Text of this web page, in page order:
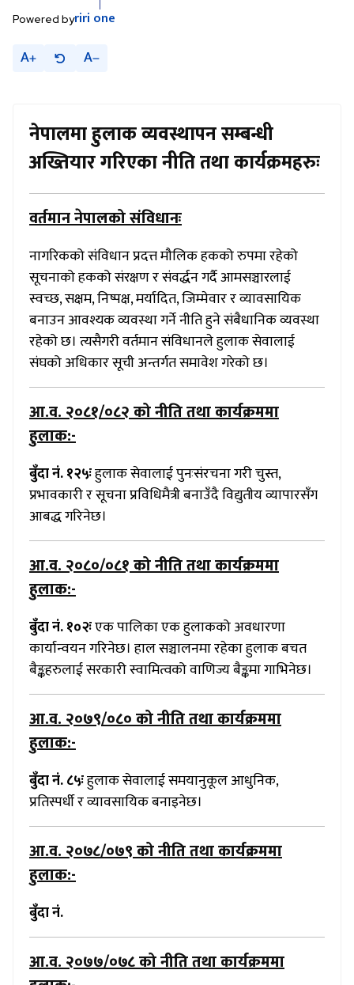
Powered byriri one
A A
नेपालमा हुलाक व्यवस्थापन सम्बन्धी
अख्तियार गरिएका नीति तथा कार्यक्रमहरुः
वर्तमान नेपालको संविधानः
नागरिकको संविधान प्रदत्त मौलिक हकको रुपमा रहेको
सूचनाको हकको संरक्षण र संवर्द्धन गर्दै आमसञ्चारलाई
स्वच्छ, सक्षम, निष्पक्ष, मर्यादित, जिम्मेवार र व्यावसायिक
बनाउन आवश्यक व्यवस्था गर्ने नीति हुने संबैधानिक व्यवस्था
रहेको छ। त्यसैगरी वर्तमान संविधानले हुलाक सेवालाई
संघको अधिकार सूची अन्तर्गत समावेश गरेको छ।
आ.व. २०८१/०८२को नीति तथा कार्यक्रममा
हुलाक:-
बुँदा नं. १२५ःहुलाक सेवालाई पुनःसंरचना गरी चुस्त,
प्रभावकारी र सूचना प्रविधिमैत्री बनाउँदै विद्युतीय व्यापारसँग
आबद्ध गरिनेछ।
आ.व. २०८०/०८१को नीति तथा कार्यक्रममा
हुलाक:-
बुँदा नं. १०२ःएक पालिका एक हुलाकको अवधारणा
कार्यान्वयन गरिनेछ। हाल सञ्चालनमा रहेका हुलाक बचत
बैङ्कहरुलाई सरकारी स्वामित्वको वाणिज्य बैङ्कमा गाभिनेछ।
आ.व. २०७९/०८०को नीति तथा कार्यक्रममा
हुलाक:-
बुँदा नं. ८५ःहुलाक सेवालाई समयानुकूल आधुनिक,
प्रतिस्पर्धी र व्यावसायिक बनाइनेछ।
आ.व. २०७८/०७९को नीति तथा कार्यक्रममा
हुलाक:-
बुँदा नं.
आ.व. २०७७/०७८को नीति तथा कार्यक्रममा